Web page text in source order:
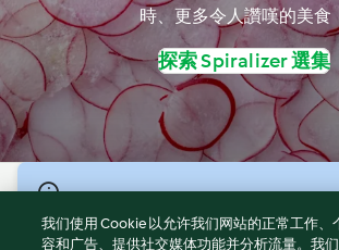
時、更多令人讚嘆的美食
探索 Spiralizer 選集
服務條款
我们使用 Cookie 以允许我们网站的正常工作、
容和广告、提供社交媒体功能并分析流量。我